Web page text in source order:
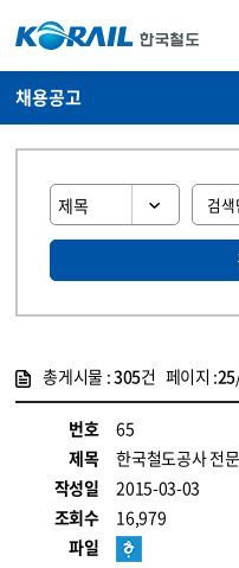
채용공고
총게시물 :305건 페이지 :25
번호
65
제목
한국철도공사 전
작성일
2015-03-03
조회수
16,979
파일